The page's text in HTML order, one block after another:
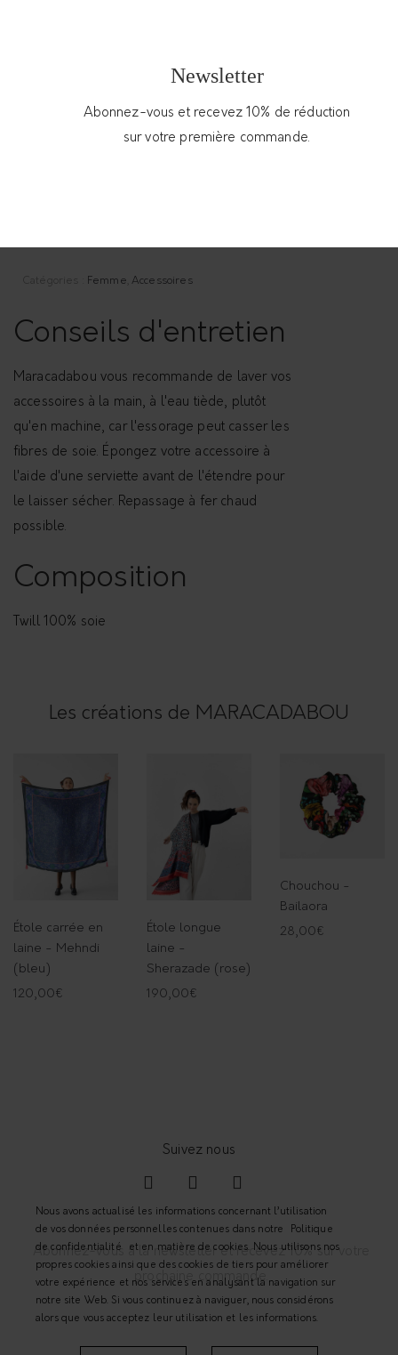
Jardin d’Élise (turquoise), ruban en 100% twill
de soie, 6X108cm, à impression laser, à
Femme ,Accessoires
Conseils d'entretien
Maracadabou vous recommande de laver vos
accessoires à la main, à l'eau tiède, plutôt
qu'en machine, car l'essorage peut casser les
fibres de soie. Épongez votre accessoire à
l'aide d'une serviette avant de l'étendre pour
le laisser sécher. Repassage à fer chaud
possible.
Composition
Twill 100% soie
Les créations de MARACADABOU
Étole carrée en
laine - Mehndi
(bleu)
120,00€
Étole longue
laine -
Sherazade (rose)
190,00€
Chouchou -
Bailaora
28,00€
Abonnez-vous à la newsletter et recevez 10% sur votre
prochaine commande.
Nous avons actualisé les informations concernant l’utilisation
de vos données personnelles contenues dans notre
Politique
de confidentialité
et en matière de cookies. Nous utilisons nos
propres cookies ainsi que des cookies de tiers pour améliorer
votre expérience et nos services en analysant la navigation sur
notre site Web. Si vous continuez à naviguer, nous considérons
alors que vous acceptez leur utilisation et les informations.
Newsletter
Abonnez-vous et recevez 10% de réduction
sur votre première commande.